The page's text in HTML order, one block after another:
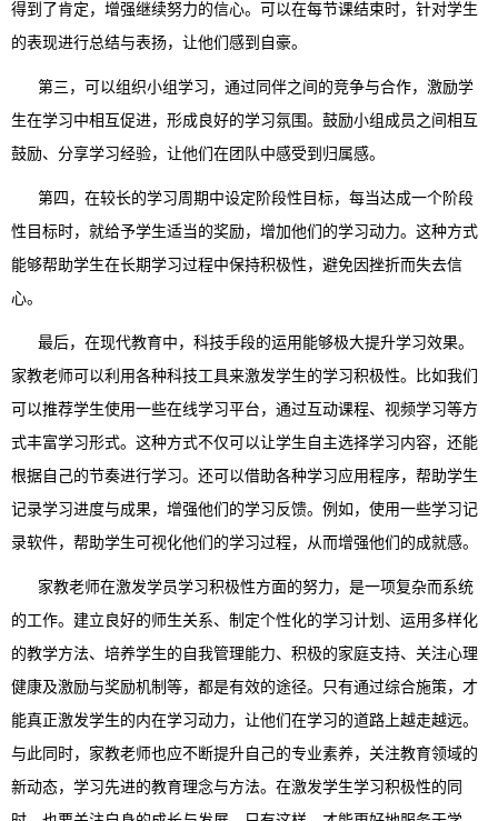
得到了肯定，增强继续努力的信心。可以在每节课结束时，针对学生
的表现进行总结与表扬，让他们感到自豪。
第三，可以组织小组学习，通过同伴之间的竞争与合作，激励学
生在学习中相互促进，形成良好的学习氛围。鼓励小组成员之间相互
鼓励、分享学习经验，让他们在团队中感受到归属感。
第四，在较长的学习周期中设定阶段性目标，每当达成一个阶段
性目标时，就给予学生适当的奖励，增加他们的学习动力。这种方式
能够帮助学生在长期学习过程中保持积极性，避免因挫折而失去信
心。
最后，在现代教育中，科技手段的运用能够极大提升学习效果。
家教老师可以利用各种科技工具来激发学生的学习积极性。比如我们
可以推荐学生使用一些在线学习平台，通过互动课程、视频学习等方
式丰富学习形式。这种方式不仅可以让学生自主选择学习内容，还能
根据自己的节奏进行学习。还可以借助各种学习应用程序，帮助学生
记录学习进度与成果，增强他们的学习反馈。例如，使用一些学习记
录软件，帮助学生可视化他们的学习过程，从而增强他们的成就感。
家教老师在激发学员学习积极性方面的努力，是一项复杂而系统
的工作。建立良好的师生关系、制定个性化的学习计划、运用多样化
的教学方法、培养学生的自我管理能力、积极的家庭支持、关注心理
健康及激励与奖励机制等，都是有效的途径。只有通过综合施策，才
能真正激发学生的内在学习动力，让他们在学习的道路上越走越远。
与此同时，家教老师也应不断提升自己的专业素养，关注教育领域的
新动态，学习先进的教育理念与方法。在激发学生学习积极性的同